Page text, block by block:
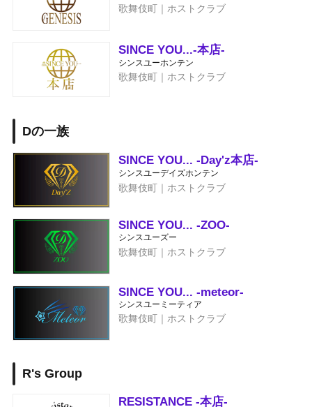
歌舞伎町｜ホストクラブ
SINCE YOU...-本店-
シンスユーホンテン
歌舞伎町｜ホストクラブ
Dの一族
SINCE YOU... -Day'z本店-
シンスユーデイズホンテン
歌舞伎町｜ホストクラブ
SINCE YOU... -ZOO-
シンスユーズー
歌舞伎町｜ホストクラブ
SINCE YOU... -meteor-
シンスユーミーティア
歌舞伎町｜ホストクラブ
R's Group
RESISTANCE -本店-